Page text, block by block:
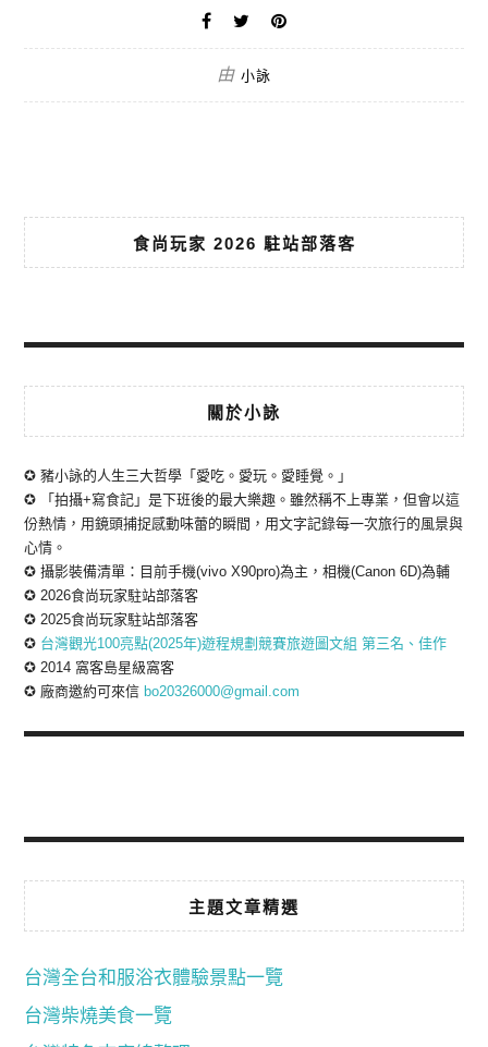
由 小詠
食尚玩家 2026 駐站部落客
關於小詠
✪ 豬小詠的人生三大哲學「愛吃。愛玩。愛睡覺。」
✪ 「拍攝+寫食記」是下班後的最大樂趣。雖然稱不上專業，但會以這
份熱情，用鏡頭捕捉感動味蕾的瞬間，用文字記錄每一次旅行的風景與
心情。
✪ 攝影裝備清單：目前手機(vivo X90pro)為主，相機(Canon 6D)為輔
✪ 2026食尚玩家駐站部落客
✪ 2025食尚玩家駐站部落客
✪ 台灣觀光100亮點(2025年)遊程規劃競賽旅遊圖文組 第三名、佳作
✪ 2014 窩客島星級窩客
✪ 廠商邀約可來信 bo20326000@gmail.com
主題文章精選
台灣全台和服浴衣體驗景點一覽
台灣柴燒美食一覽